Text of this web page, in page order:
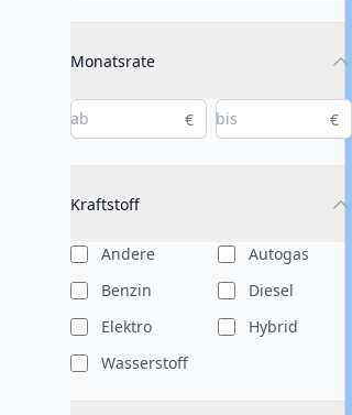
Monatsrate
€ €
Kraftstoff
Andere
Autogas
Benzin
Diesel
Elektro
Hybrid
Wasserstoff